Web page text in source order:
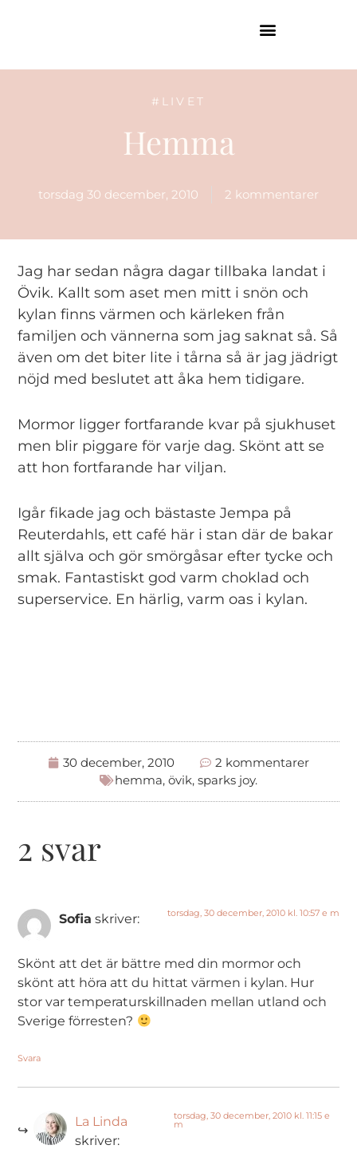
#LIVET
Hemma
torsdag 30 december, 2010 2 kommentarer
Jag har sedan några dagar tillbaka landat i
Övik. Kallt som aset men mitt i snön och
kylan finns värmen och kärleken från
familjen och vännerna som jag saknat så. Så
även om det biter lite i tårna så är jag jädrigt
nöjd med beslutet att åka hem tidigare.
Mormor ligger fortfarande kvar på sjukhuset
men blir piggare för varje dag. Skönt att se
att hon fortfarande har viljan.
Igår fikade jag och bästaste Jempa på
Reuterdahls, ett café här i stan där de bakar
allt själva och gör smörgåsar efter tycke och
smak. Fantastiskt god varm choklad och
superservice. En härlig, varm oas i kylan.
30 december, 2010
2 kommentarer
hemma, övik, sparks joy.
2 svar
Sofia skriver: torsdag, 30 december, 2010 kl. 10:57 e m
Skönt att det är bättre med din mormor och
skönt att höra att du hittat värmen i kylan. Hur
stor var temperaturskillnaden mellan utland och
Sverige förresten?
Svara
La Linda
skriver:
torsdag, 30 december, 2010 kl. 11:15 e
m